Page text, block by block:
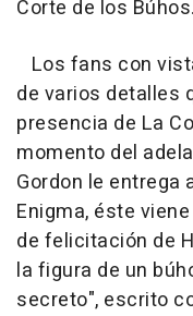
Corte de los Búhos.
Los fans con
de varios detalles
presencia de La
momento del
Gordon le entrega
Enigma, éste
de felicitación de
la figura de un
secreto", escrito